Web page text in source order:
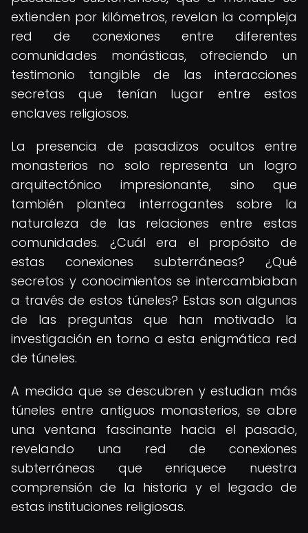
extienden por kilómetros, revelan la compleja
red de conexiones entre diferentes
comunidades monásticas, ofreciendo un
testimonio tangible de las interacciones
secretas que tenían lugar entre estos
enclaves religiosos.
La presencia de pasadizos ocultos entre
monasterios no solo representa un logro
arquitectónico impresionante, sino que
también plantea interrogantes sobre la
naturaleza de las relaciones entre estas
comunidades. ¿Cuál era el propósito de
estas conexiones subterráneas? ¿Qué
secretos y conocimientos se intercambiaban
a través de estos túneles? Estas son algunas
de las preguntas que han motivado la
investigación en torno a esta enigmática red
de túneles.
A medida que se descubren y estudian más
túneles entre antiguos monasterios, se abre
una ventana fascinante hacia el pasado,
revelando una red de conexiones
subterráneas que enriquece nuestra
comprensión de la historia y el legado de
estas instituciones religiosas.